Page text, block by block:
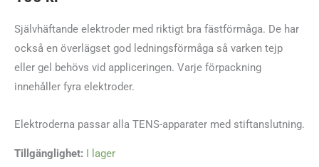
Självhäftande elektroder med riktigt bra fästförmåga. De har
också en överlägset god ledningsförmåga så varken tejp
eller gel behövs vid appliceringen. Varje förpackning
innehåller fyra elektroder.
Elektroderna passar alla TENS-apparater med stiftanslutning.
Tillgänglighet: I lager